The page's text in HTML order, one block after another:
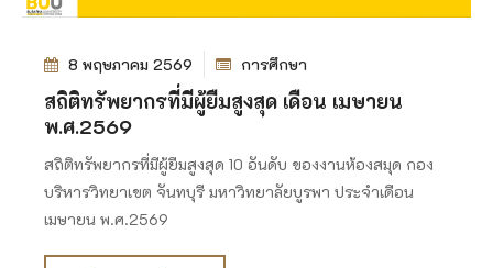
8 พฤษภาคม 2569 การศึกษา
สถิติทรัพยากรที่มีผู้ยืมสูงสุด เดือน เมษายน
พ.ศ.2569
สถิติทรัพยากรที่มีผู้ยืมสูงสุด 10 อันดับ ของงานห้องสมุด กอง
บริหารวิทยาเขต จันทบุรี มหาวิทยาลัยบูรพา ประจำเดือน
เมษายน พ.ศ.2569